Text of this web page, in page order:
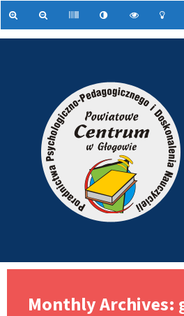
Monthly Archives: